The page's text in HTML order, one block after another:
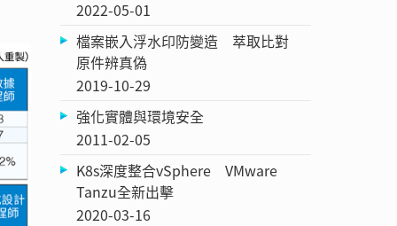
2022-05-01
檔案嵌入浮水印防變造 萃取比對
原件辨真偽
2019-10-29
強化實體與環境安全
2011-02-05
K8s深度整合vSphere VMware
Tanzu全新出擊
2020-03-16